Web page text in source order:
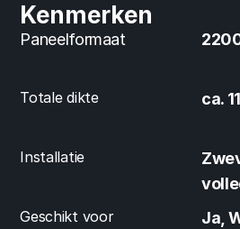
Kenmerken
Paneelformaat
Totale dikte ca.
Installatie
Geschikt voor
Ja,